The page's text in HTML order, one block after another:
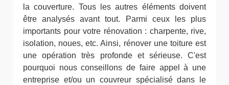
la couverture. Tous les autres éléments doivent
être analysés avant tout. Parmi ceux les plus
importants pour votre rénovation : charpente, rive,
isolation, noues, etc. Ainsi, rénover une toiture est
une opération très profonde et sérieuse. C'est
pourquoi nous conseillons de faire appel à une
entreprise et/ou un couvreur spécialisé dans le